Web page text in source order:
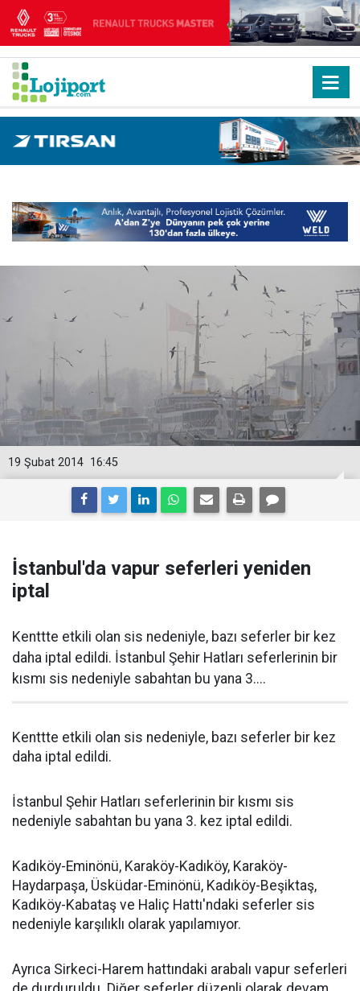
16:45
19 Şubat 2014
İstanbul'da vapur seferleri yeniden
iptal
Kenttte etkili olan sis nedeniyle, bazı seferler bir kez
daha iptal edildi. İstanbul Şehir Hatları seferlerinin bir
kısmı sis nedeniyle sabahtan bu yana 3....
Kenttte etkili olan sis nedeniyle, bazı seferler bir kez
daha iptal edildi.
İstanbul Şehir Hatları seferlerinin bir kısmı sis
nedeniyle sabahtan bu yana 3. kez iptal edildi.
Kadıköy-Eminönü, Karaköy-Kadıköy, Karaköy-
Haydarpaşa, Üsküdar-Eminönü, Kadıköy-Beşiktaş,
Kadıköy-Kabataş ve Haliç Hattı'ndaki seferler sis
nedeniyle karşılıklı olarak yapılamıyor.
Ayrıca Sirkeci-Harem hattındaki arabalı vapur seferleri